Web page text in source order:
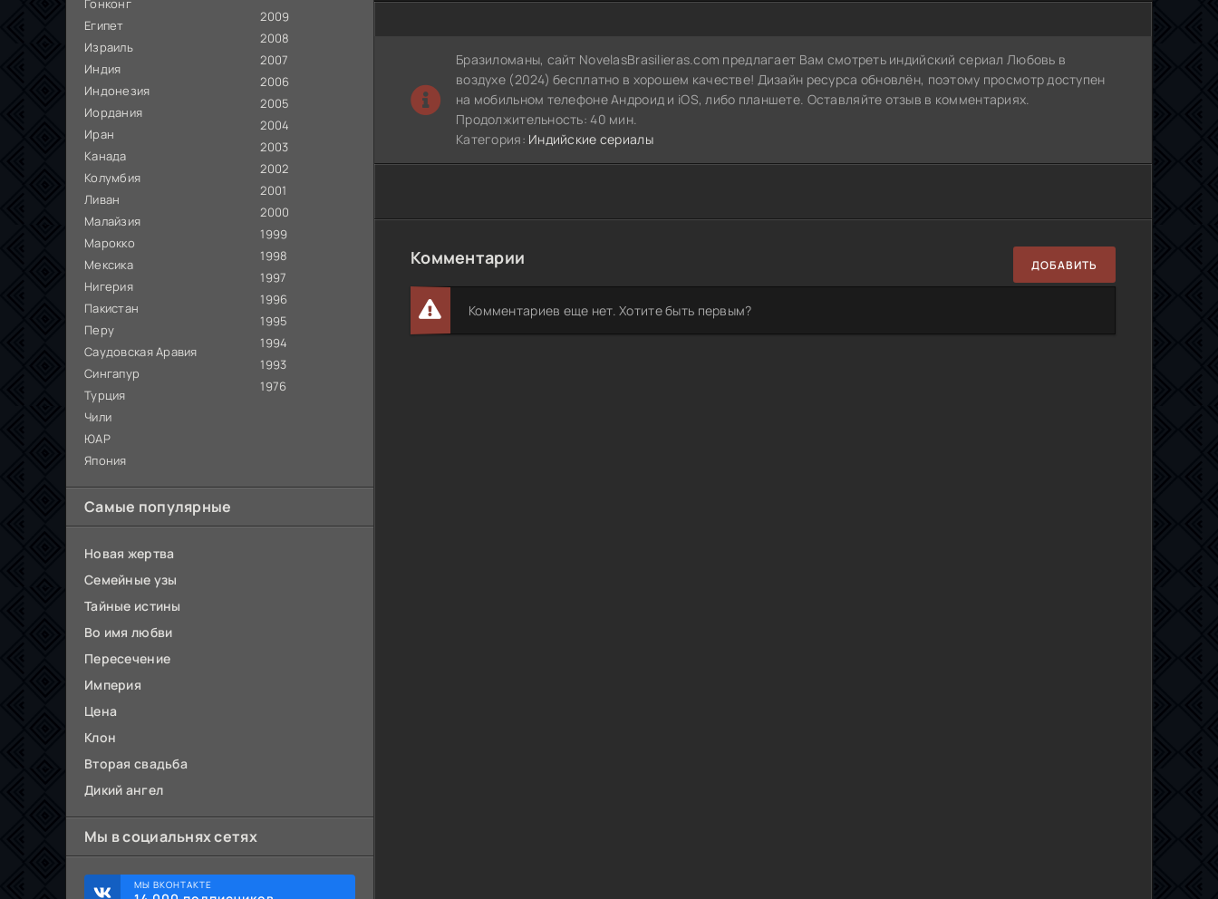
Гонконг
Египет
Израиль
Индия
Индонезия
Иордания
Иран
Канада
Колумбия
Ливан
Малайзия
Марокко
Мексика
Нигерия
Пакистан
Перу
Саудовская Аравия
Сингапур
Турция
Чили
ЮАР
Япония
2009
2008
2007
2006
2005
2004
2003
2002
2001
2000
1999
1998
1997
1996
1995
1994
1993
1976
Самые популярные
Новая жертва
Семейные узы
Тайные истины
Во имя любви
Пересечение
Империя
Цена
Клон
Вторая свадьба
Дикий ангел
Мы в социальнях сетях
МЫ ВКОНТАКТЕ
Бразиломаны, сайт NovelasBrasilieras.com предлагает Вам смотреть индийский сериал Любовь в
воздухе (2024) бесплатно в хорошем качестве! Дизайн ресурса обновлён, поэтому просмотр доступен
на мобильном телефоне Андроид и iOS, либо планшете. Оставляйте отзыв в комментариях.
Продолжительность: 40 мин.
Категория: Индийские сериалы
Комментарии ДОБАВИТЬ
Комментариев еще нет. Хотите быть первым?